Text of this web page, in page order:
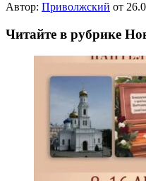
Автор: Приволжский от
Читайте в рубрике